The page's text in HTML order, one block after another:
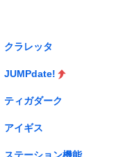
クラレッタ
JUMPdate!
ティガダーク
アイギス